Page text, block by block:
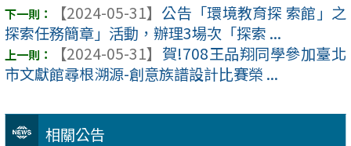
相關公告
【2024-05-31】 公告「環境教育探 索館」之
探索任務簡章」活動，辦理3場次「探索 ...
【2024-05-31】 賀!708王品翔同學參加臺北
市文獻館尋根溯源-創意族譜設計比賽榮 ...